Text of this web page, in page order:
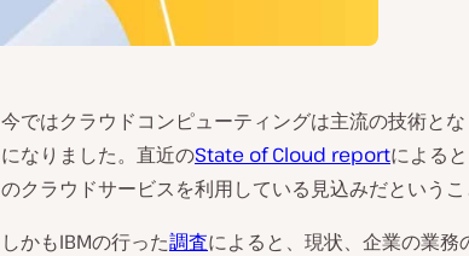
今ではクラウドコンピューティングは主流の技術と
になりました。直近のState of Cloud reportによる
のクラウドサービスを利用している見込みだというこ
しかもIBMの行った調査によると、現状、企業の業